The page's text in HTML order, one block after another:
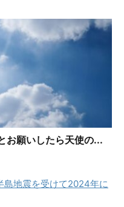
お願いしたら天使の...
島地震を受けて2024年に